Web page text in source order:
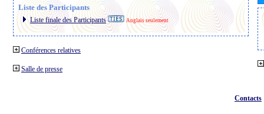
Liste des Participants
Liste finale des Participants Anglais seulement
Conférences relatives
Salle de presse
Contacts